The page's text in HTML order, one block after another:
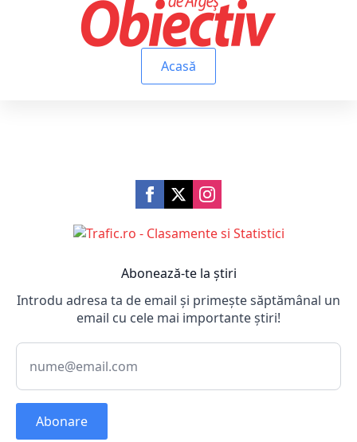
Acasă
Abonează-te la știri
Introdu adresa ta de email și primește săptămânal un
email cu cele mai importante știri!
Abonare